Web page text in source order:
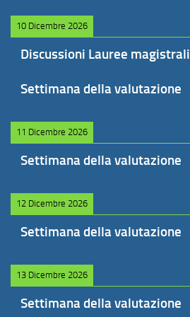
10 Dicembre 2026
Discussioni Lauree magistrali
Settimana della valutazione
11 Dicembre 2026
Settimana della valutazione
12 Dicembre 2026
Settimana della valutazione
13 Dicembre 2026
Settimana della valutazione